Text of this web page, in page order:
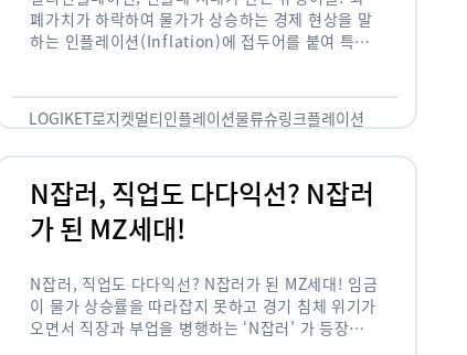
폐가치가 하락하여 물가가 상승하는 경제 현상을 말
하는 인플레이션(Inflation)에 접두어를 붙여 특정
링크플레이션, 그리드플레이션 등등. …
LOGIKET로지켓멀티인플레이션물류슈링크플레이션
N잡러, 직업도 다다익선? N잡러
가 된 MZ세대!
N잡러, 직업도 다다익선? N잡러가 된 MZ세대! 임금
이 물가 상승률을 따라잡지 못하고 경기 침체 위기가
오면서 직장과 부업을 병행하는 ‘N잡러’ 가 등장했습